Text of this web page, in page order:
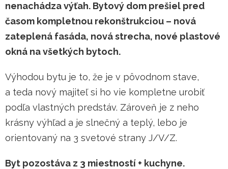
nenachádza výťah. Bytový dom prešiel pred
časom kompletnou rekonštrukciou – nová
zateplená fasáda, nová strecha, nové plastové
okná na všetkých bytoch.
Výhodou bytu je to, že je v pôvodnom stave,
a teda nový majiteľ si ho vie kompletne urobiť
podľa vlastných predstáv. Zároveň je z neho
krásny výhľad a je slnečný a teplý, lebo je
orientovaný na 3 svetové strany J/V/Z.
Byt pozostáva z 3 miestností + kuchyne.